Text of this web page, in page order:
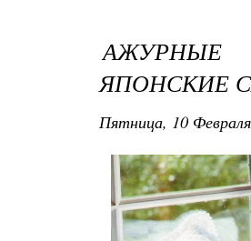
ЯПОНСКИЕ
Пятница, 10